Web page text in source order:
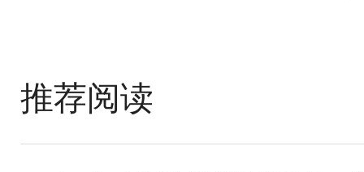
推荐阅读